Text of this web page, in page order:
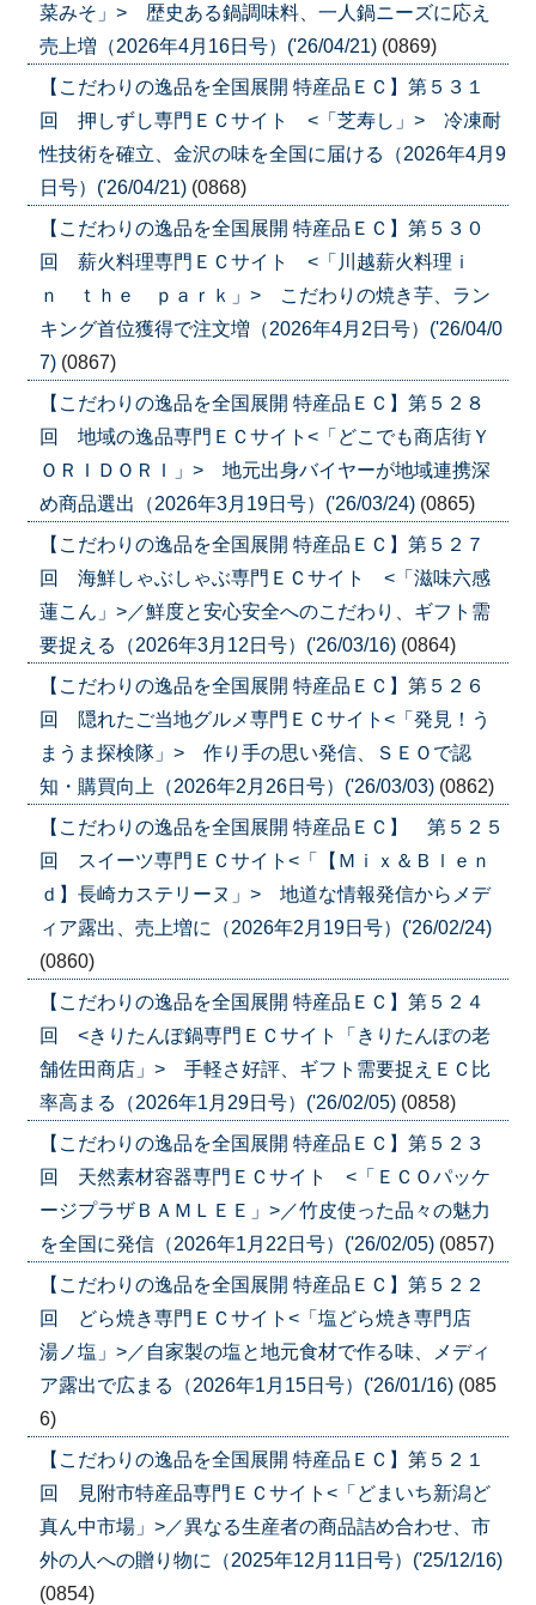
菜みそ」> 歴史ある鍋調味料、一人鍋ニーズに応え
売上増（2026年4月16日号）('26/04/21) (0869)
【こだわりの逸品を全国展開 特産品ＥＣ】第５３１
回 押しずし専門ＥＣサイト <「芝寿し」> 冷凍耐
性技術を確立、金沢の味を全国に届ける（2026年4月9
日号）('26/04/21) (0868)
【こだわりの逸品を全国展開 特産品ＥＣ】第５３０
回 薪火料理専門ＥＣサイト <「川越薪火料理ｉ
ｎ ｔｈｅ ｐａｒｋ」> こだわりの焼き芋、ラン
キング首位獲得で注文増（2026年4月2日号）('26/04/0
7) (0867)
【こだわりの逸品を全国展開 特産品ＥＣ】第５２８
回 地域の逸品専門ＥＣサイト<「どこでも商店街Ｙ
ＯＲＩＤＯＲＩ」> 地元出身バイヤーが地域連携深
め商品選出（2026年3月19日号）('26/03/24) (0865)
【こだわりの逸品を全国展開 特産品ＥＣ】第５２７
回 海鮮しゃぶしゃぶ専門ＥＣサイト <「滋味六感
蓮こん」>／鮮度と安心安全へのこだわり、ギフト需
要捉える（2026年3月12日号）('26/03/16) (0864)
【こだわりの逸品を全国展開 特産品ＥＣ】第５２６
回 隠れたご当地グルメ専門ＥＣサイト<「発見！う
まうま探検隊」> 作り手の思い発信、ＳＥＯで認
知・購買向上（2026年2月26日号）('26/03/03) (0862)
【こだわりの逸品を全国展開 特産品ＥＣ】 第５２５
回 スイーツ専門ＥＣサイト<「【Ｍｉｘ＆Ｂｌｅｎ
ｄ】長崎カステリーヌ」> 地道な情報発信からメデ
ィア露出、売上増に（2026年2月19日号）('26/02/24)
(0860)
【こだわりの逸品を全国展開 特産品ＥＣ】第５２４
回 <きりたんぽ鍋専門ＥＣサイト「きりたんぽの老
舗佐田商店」> 手軽さ好評、ギフト需要捉えＥＣ比
率高まる（2026年1月29日号）('26/02/05) (0858)
【こだわりの逸品を全国展開 特産品ＥＣ】第５２３
回 天然素材容器専門ＥＣサイト <「ＥＣＯパッケ
ージプラザＢＡＭＬＥＥ」>／竹皮使った品々の魅力
を全国に発信（2026年1月22日号）('26/02/05) (0857)
【こだわりの逸品を全国展開 特産品ＥＣ】第５２２
回 どら焼き専門ＥＣサイト<「塩どら焼き専門店
湯ノ塩」>／自家製の塩と地元食材で作る味、メディ
ア露出で広まる（2026年1月15日号）('26/01/16) (085
6)
【こだわりの逸品を全国展開 特産品ＥＣ】第５２１
回 見附市特産品専門ＥＣサイト<「どまいち新潟ど
真ん中市場」>／異なる生産者の商品詰め合わせ、市
外の人への贈り物に（2025年12月11日号）('25/12/16)
(0854)